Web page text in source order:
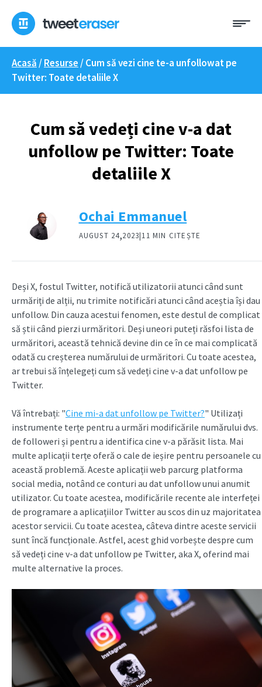
conținut
Acasă /Resurse /Cum să vezi cine te-a unfollowat pe
Twitter: Toate detaliile X
Cum să vedeți cine v-a dat
unfollow pe Twitter: Toate
detaliile X
Ochai Emmanuel
AUGUST 24,2023|11 MIN CITEȘTE
Deși X, fostul Twitter, notifică utilizatorii atunci când sunt
urmăriți de alții, nu trimite notificări atunci când aceștia își dau
unfollow. Din cauza acestui fenomen, este destul de complicat
să știi când pierzi urmăritori. Deși uneori puteți răsfoi lista de
urmăritori, această tehnică devine din ce în ce mai complicată
odată cu creșterea numărului de urmăritori. Cu toate acestea,
ar trebui să înțelegeți cum să vedeți cine v-a dat unfollow pe
Twitter.
Vă întrebați: "Cine mi-a dat unfollow pe Twitter?" Utilizați
instrumente terțe pentru a urmări modificările numărului dvs.
de followeri și pentru a identifica cine v-a părăsit lista. Mai
multe aplicații terțe oferă o cale de ieșire pentru persoanele cu
această problemă. Aceste aplicații web parcurg platforma
social media, notând ce conturi au dat unfollow unui anumit
utilizator. Cu toate acestea, modificările recente ale interfeței
de programare a aplicațiilor Twitter au scos din uz majoritatea
acestor servicii. Cu toate acestea, câteva dintre aceste servicii
sunt încă funcționale. Astfel, acest ghid vorbește despre cum
să vedeți cine v-a dat unfollow pe Twitter, aka X, oferind mai
multe alternative la proces.